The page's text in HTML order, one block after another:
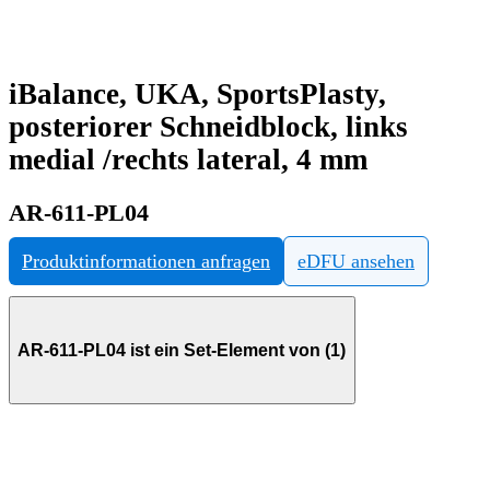
iBalance, UKA, SportsPlasty,
posteriorer Schneidblock, links
medial /rechts lateral, 4 mm
AR-611-PL04
Produktinformationen anfragen eDFU ansehen
AR-611-PL04 ist ein Set-Element von (1)